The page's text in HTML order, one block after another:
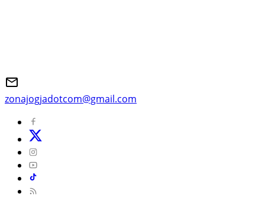
zonajogjadotcom@gmail.com